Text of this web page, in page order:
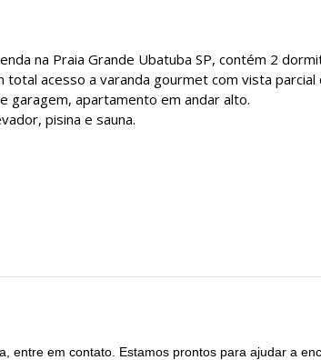
na Praia Grande Ubatuba SP, contém 2
total acesso a varanda gourmet com vista
garagem, apartamento em andar alto.
pisina e sauna.
entre em contato. Estamos prontos para ajudar a